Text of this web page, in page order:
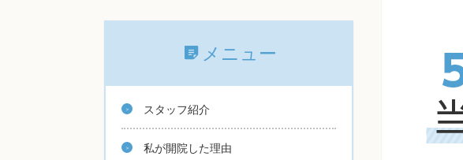
メニュー
スタッフ紹介
私が開院した理由